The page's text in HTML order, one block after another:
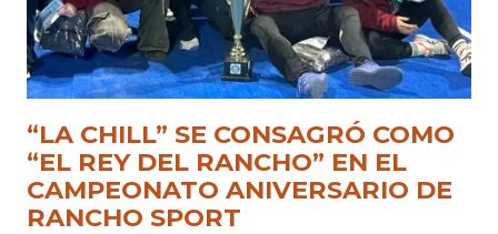
“LA CHILL” SE CONSAGRÓ COMO
“EL REY DEL RANCHO” EN EL
CAMPEONATO ANIVERSARIO DE
RANCHO SPORT